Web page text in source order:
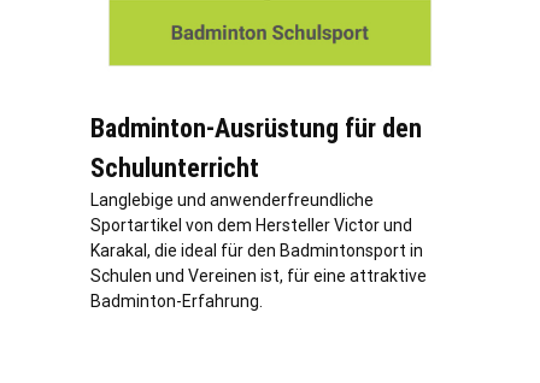
Badminton-Ausrüstung für den
Schulunterricht
Langlebige und anwenderfreundliche
Sportartikel von dem Hersteller Victor und
Karakal, die ideal für den Badmintonsport in
Schulen und Vereinen ist, für eine attraktive
Badminton-Erfahrung.